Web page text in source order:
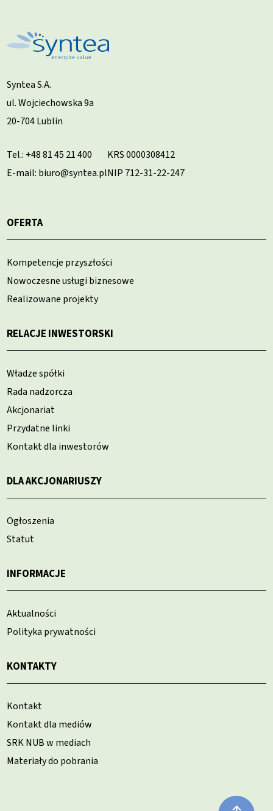
Syntea S.A.
ul. Wojciechowska 9a
20-704 Lublin
Tel.: +48 81 45 21 400
E-mail: biuro@syntea.pl
KRS 0000308412
NIP 712-31-22-247
OFERTA
Kompetencje przyszłości
Nowoczesne usługi biznesowe
Realizowane projekty
RELACJE INWESTORSKI
Władze spółki
Rada nadzorcza
Akcjonariat
Przydatne linki
Kontakt dla inwestorów
DLA AKCJONARIUSZY
Ogłoszenia
Statut
INFORMACJE
Aktualności
Polityka prywatności
KONTAKTY
Kontakt
Kontakt dla mediów
SRK NUB w mediach
Materiały do pobrania